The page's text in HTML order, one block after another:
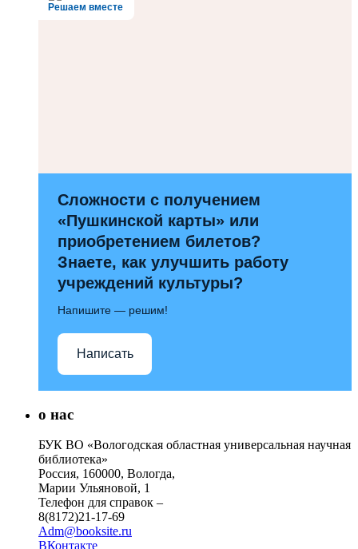
Решаем вместе
Сложности с получением
«Пушкинской карты» или
приобретением билетов?
Знаете, как улучшить работу
учреждений культуры?
Напишите — решим!
Написать
о нас
БУК ВО «Вологодская областная универсальная научная
библиотека»
Россия, 160000, Вологда,
Марии Ульяновой, 1
Телефон для справок –
8(8172)21-17-69
Adm@booksite.ru
ВКонтакте